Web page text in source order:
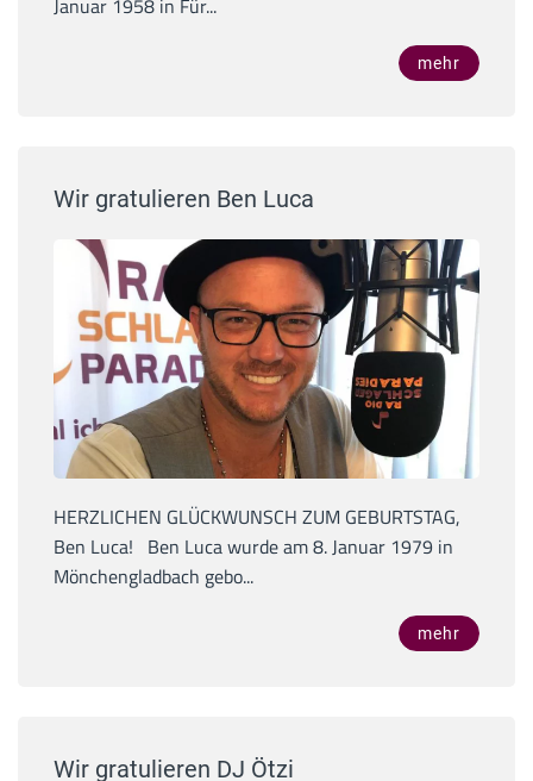
Januar 1958 in Für...
mehr
Wir gratulieren Ben Luca
HERZLICHEN GLÜCKWUNSCH ZUM GEBURTSTAG,
Ben Luca! Ben Luca wurde am 8. Januar 1979 in
Mönchengladbach gebo...
mehr
Wir gratulieren DJ Ötzi